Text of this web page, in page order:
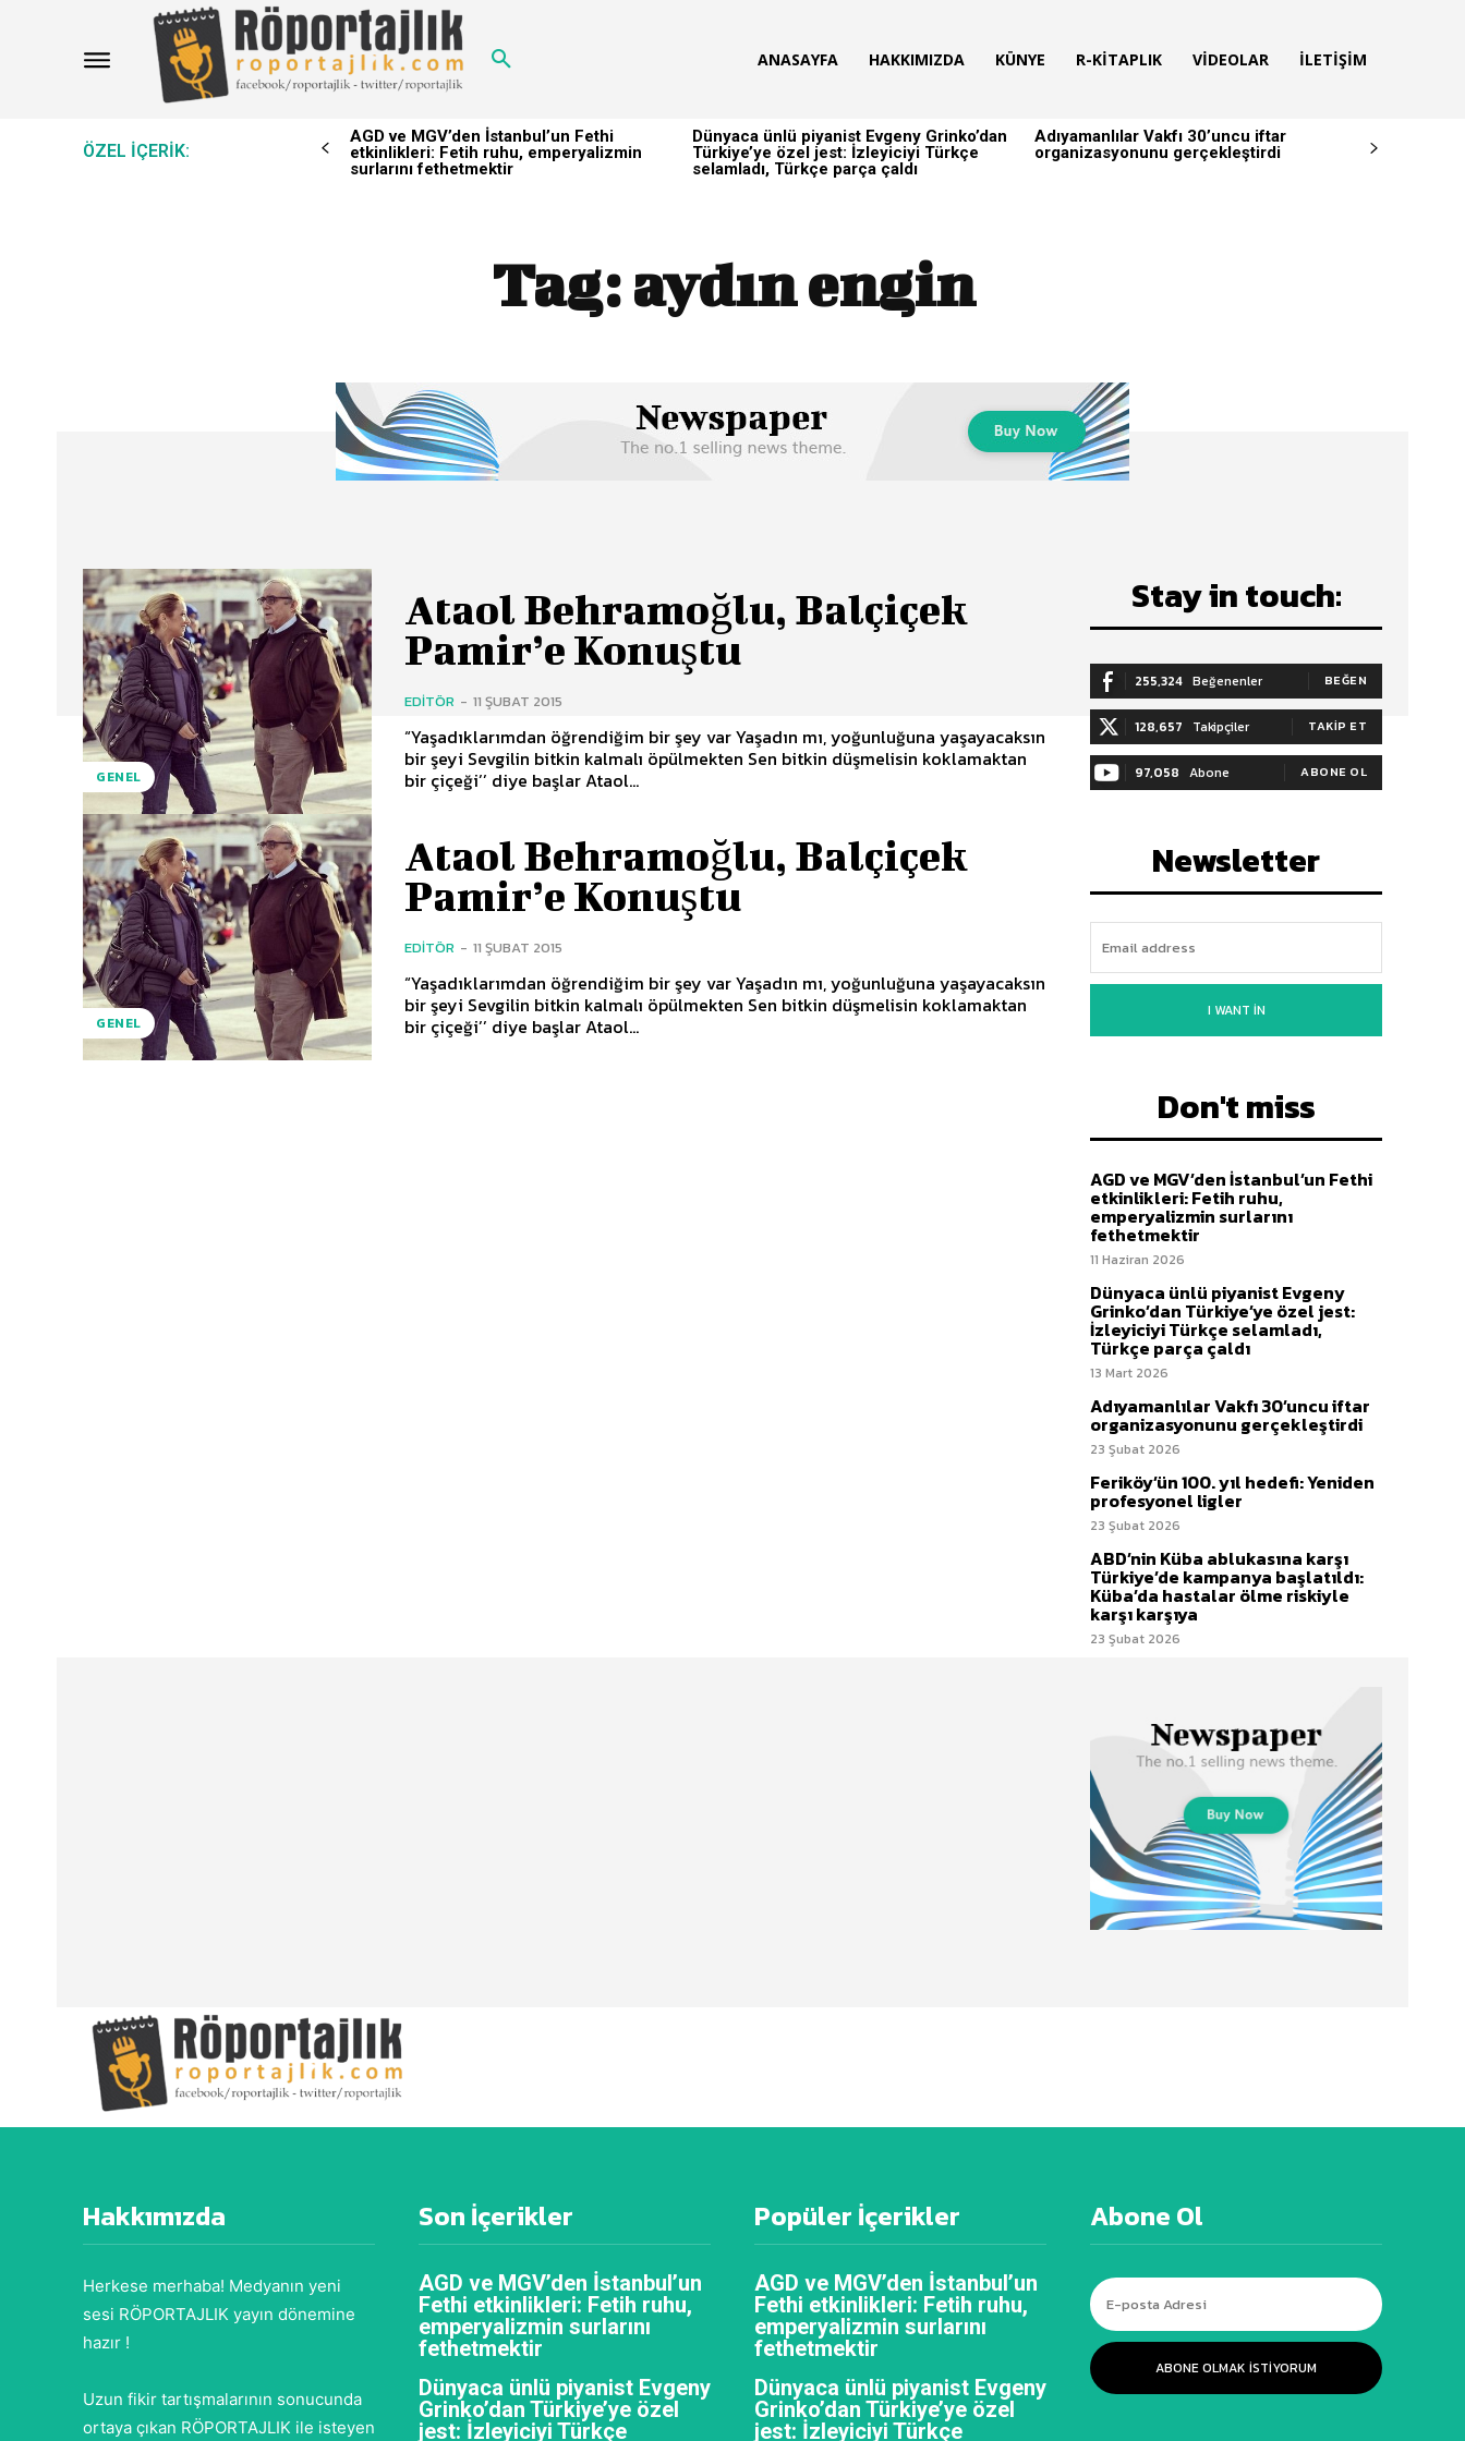
ANASAYFA HAKKIMIZDA KÜNYE R-KITAPLIK VIDEOLAR İLETIŞIM
ÖZEL IÇERIK:
AGD ve MGV’den İstanbul’un Fethi
etkinlikleri: Fetih ruhu, emperyalizmin
surlarını fethetmektir
Dünyaca ünlü piyanist Evgeny Grinko’dan
Türkiye’ye özel jest: İzleyiciyi Türkçe
selamladı, Türkçe parça çaldı
Adıyamanlılar Vakfı 30’uncu iftar
organizasyonunu gerçekleştirdi
Tag:aydın engin
GENEL
Ataol Behramoğlu, Balçiçek
Pamir’e Konuştu
EDITÖR - 11 ŞUBAT 2015
“Yaşadıklarımdan öğrendiğim bir şey var Yaşadın mı, yoğunluğuna yaşayacaksın
bir şeyi Sevgilin bitkin kalmalı öpülmekten Sen bitkin düşmelisin koklamaktan
bir çiçeği’’ diye başlar Ataol...
GENEL
Ataol Behramoğlu, Balçiçek
Pamir’e Konuştu
EDITÖR - 11 ŞUBAT 2015
“Yaşadıklarımdan öğrendiğim bir şey var Yaşadın mı, yoğunluğuna yaşayacaksın
bir şeyi Sevgilin bitkin kalmalı öpülmekten Sen bitkin düşmelisin koklamaktan
bir çiçeği’’ diye başlar Ataol...
Stay in touch:
255,324 Beğenenler BEĞEN
128,657 Takipçiler TAKIP ET
97,058 Abone ABONE OL
Newsletter
I WANT IN
Don't miss
AGD ve MGV’den İstanbul’un Fethi
etkinlikleri: Fetih ruhu,
emperyalizmin surlarını
fethetmektir
11 Haziran 2026
Dünyaca ünlü piyanist Evgeny
Grinko’dan Türkiye’ye özel jest:
İzleyiciyi Türkçe selamladı,
Türkçe parça çaldı
13 Mart 2026
Adıyamanlılar Vakfı 30’uncu iftar
organizasyonunu gerçekleştirdi
23 Şubat 2026
Feriköy’ün 100. yıl hedefi: Yeniden
profesyonel ligler
23 Şubat 2026
ABD’nin Küba ablukasına karşı
Türkiye’de kampanya başlatıldı:
Küba’da hastalar ölme riskiyle
karşı karşıya
23 Şubat 2026
Hakkımızda
Herkese merhaba! Medyanın yeni
sesi RÖPORTAJLIK yayın dönemine
hazır !
Uzun fikir tartışmalarının sonucunda
ortaya çıkan RÖPORTAJLIK ile isteyen
Son İçerikler
AGD ve MGV’den İstanbul’un
Fethi etkinlikleri: Fetih ruhu,
emperyalizmin surlarını
fethetmektir
Dünyaca ünlü piyanist Evgeny
Grinko’dan Türkiye’ye özel
jest: İzleyiciyi Türkçe
Popüler İçerikler
AGD ve MGV’den İstanbul’un
Fethi etkinlikleri: Fetih ruhu,
emperyalizmin surlarını
fethetmektir
Dünyaca ünlü piyanist Evgeny
Grinko’dan Türkiye’ye özel
jest: İzleyiciyi Türkçe
Abone Ol
ABONE OLMAK ISTIYORUM